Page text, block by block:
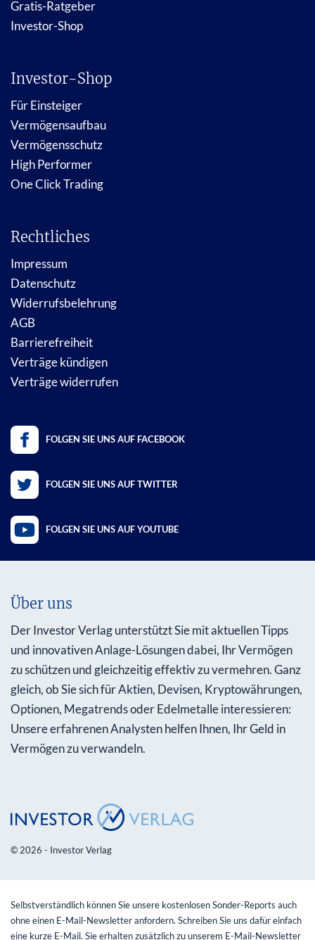
Gratis-Ratgeber
Investor-Shop
Investor-Shop
Für Einsteiger
Vermögensaufbau
Vermögensschutz
High Performer
One Click Trading
Rechtliches
Impressum
Datenschutz
Widerrufsbelehrung
AGB
Barrierefreiheit
Verträge kündigen
Verträge widerrufen
FOLGEN SIE UNS AUF FACEBOOK
FOLGEN SIE UNS AUF TWITTER
FOLGEN SIE UNS AUF YOUTUBE
Über uns
Der Investor Verlag unterstützt Sie mit aktuellen Tipps
und innovativen Anlage-Lösungen dabei, Ihr Vermögen
zu schützen und gleichzeitig effektiv zu vermehren. Ganz
gleich, ob Sie sich für Aktien, Devisen, Kryptowährungen,
Optionen, Megatrends oder Edelmetalle interessieren:
Unsere erfahrenen Analysten helfen Ihnen, Ihr Geld in
Vermögen zu verwandeln.
© 2026 - Investor Verlag
Selbstverständlich können Sie unsere kostenlosen Sonder-Reports auch
ohne einen E-Mail-Newsletter anfordern. Schreiben Sie uns dafür einfach
eine kurze E-Mail. Sie erhalten zusätzlich zu unserem E-Mail-Newsletter